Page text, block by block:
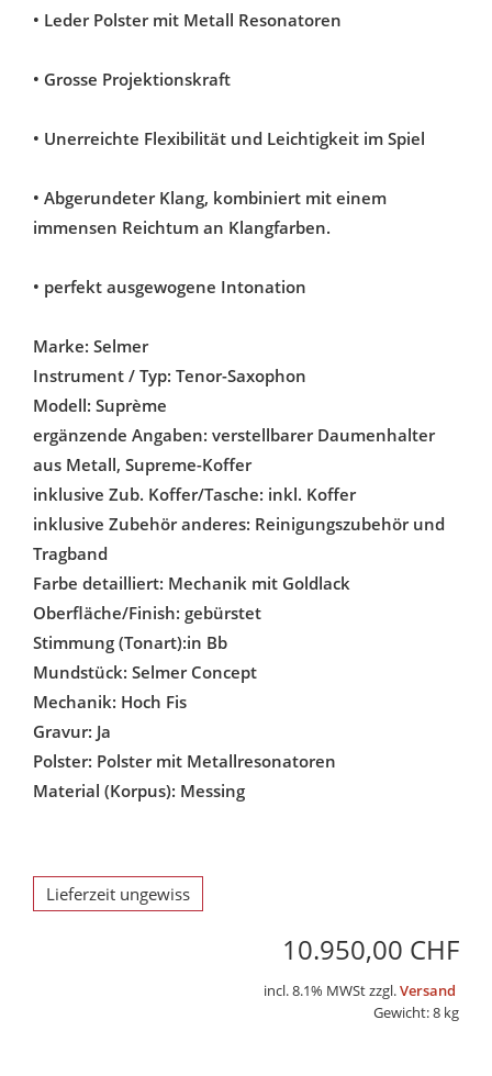
• Leder Polster mit Metall Resonatoren
• Grosse Projektionskraft
• Unerreichte Flexibilität und Leichtigkeit im Spiel
• Abgerundeter Klang, kombiniert mit einem
immensen Reichtum an Klangfarben.
• perfekt ausgewogene Intonation
Marke: Selmer
Instrument / Typ: Tenor-Saxophon
Modell: Suprème
ergänzende Angaben: verstellbarer Daumenhalter
aus Metall, Supreme-Koffer
inklusive Zub. Koffer/Tasche: inkl. Koffer
inklusive Zubehör anderes: Reinigungszubehör und
Tragband
Farbe detailliert: Mechanik mit Goldlack
Oberfläche/Finish: gebürstet
Stimmung (Tonart):in Bb
Mundstück: Selmer Concept
Mechanik: Hoch Fis
Gravur: Ja
Polster: Polster mit Metallresonatoren
Material (Korpus): Messing
Lieferzeit ungewiss
10.950,00 CHF
incl. 8.1% MWSt zzgl.Versand
Gewicht: 8 kg